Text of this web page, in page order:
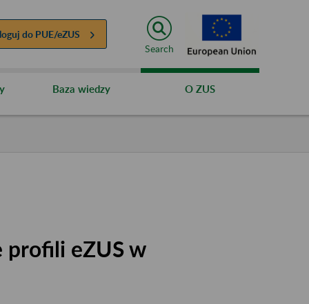
do PUE/eZUS
Search
Baza wiedzy O ZUS
profili eZUS w